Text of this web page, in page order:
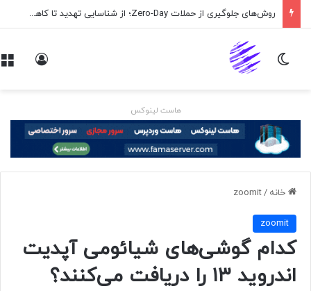
روش‌های جلوگیری از حملات Zero-Day؛ از شناسایی تهدید تا کاهش ریسک
تغییر پوسته
هاست لینوکس
خانه /
zoomit
zoomit
کدام گوشی‌های شیائومی آپدیت
اندروید ۱۳ را دریافت می‌کنند؟